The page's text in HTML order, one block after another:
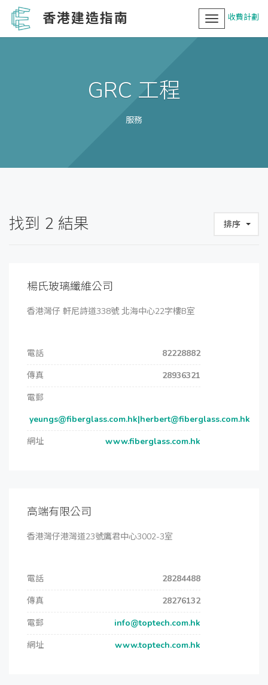
香港建造指南 收費計劃
Toggle
navigation
GRC 工程
服務
找到 2 結果 排序
楊氏玻璃纖維公司
香港灣仔 軒尼詩道338號 北海中心22字樓B室
電話
82228882
傳真
28936321
電郵
yeungs@fiberglass.com.hk|herbert@fiberglass.com.hk
網址
www.fiberglass.com.hk
高端有限公司
香港灣仔港灣道23號鷹君中心3002-3室
電話
28284488
傳真
28276132
電郵
info@toptech.com.hk
網址
www.toptech.com.hk